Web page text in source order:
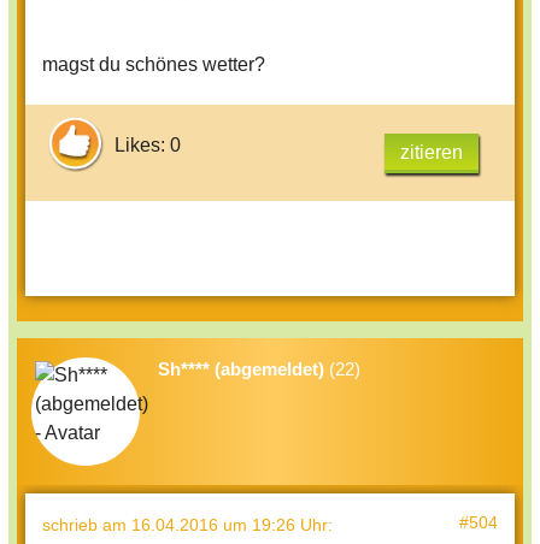
magst du schönes wetter?
Likes: 0 zitieren
Sh**** (abgemeldet) (22)
schrieb am 16.04.2016 um 19:26 Uhr: #504